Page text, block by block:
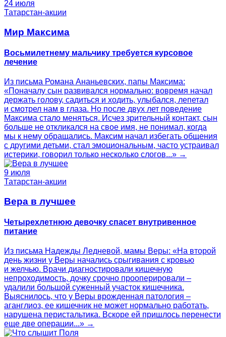
24 июля
Татарстан-акции
Мир Максима
Восьмилетнему мальчику требуется курсовое
лечение
Из письма Романа Ананьевских, папы Максима:
«Поначалу сын развивался нормально: вовремя начал
держать голову, садиться и ходить, улыбался, лепетал
и смотрел нам в глаза. Но после двух лет поведение
Максима стало меняться. Исчез зрительный контакт, сын
больше не откликался на свое имя, не понимал, когда
мы к нему обращались. Максим начал избегать общения
с другими детьми, стал эмоциональным, часто устраивал
истерики, говорил только несколько слогов...» →
9 июля
Татарстан-акции
Вера в лучшее
Четырехлетнюю девочку спасет внутривенное
питание
Из письма Надежды Ледневой, мамы Веры: «На второй
день жизни у Веры начались срыгивания с кровью
и желчью. Врачи диагностировали кишечную
непроходимость, дочку срочно прооперировали –
удалили большой суженный участок кишечника.
Выяснилось, что у Веры врожденная патология –
аганглиоз, ее кишечник не может нормально работать,
нарушена перистальтика. Вскоре ей пришлось перенести
еще две операции...» →